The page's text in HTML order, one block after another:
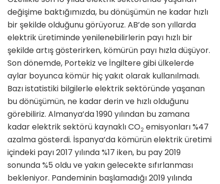
değişime baktığımızda, bu dönüşümün ne kadar hızlı
bir şekilde olduğunu görüyoruz. AB’de son yıllarda
elektrik üretiminde yenilenebilirlerin payı hızlı bir
şekilde artış gösterirken, kömürün payı hızla düşüyor.
Son dönemde, Portekiz ve İngiltere gibi ülkelerde
aylar boyunca kömür hiç yakıt olarak kullanılmadı.
Bazı istatistiki bilgilerle elektrik sektöründe yaşanan
bu dönüşümün, ne kadar derin ve hızlı olduğunu
görebiliriz. Almanya’da 1990 yılından bu zamana
kadar elektrik sektörü kaynaklı CO2 emisyonları %47
azalma gösterdi. İspanya’da kömürün elektrik üretimi
içindeki payı 2017 yılında %17 iken, bu pay 2019
sonunda %5 oldu ve yakın gelecekte sıfırlanması
bekleniyor. Pandeminin başlamadığı 2019 yılında